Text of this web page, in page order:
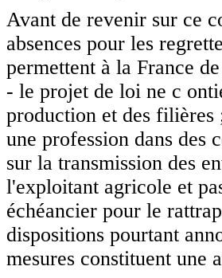
Avant de revenir sur ce
absences pour les
permettent à la France
- le projet de loi ne c
production et des filières
une profession dans des
sur la transmission des
l'exploitant agricole et
échéancier pour le
dispositions pourtant
mesures constituent une